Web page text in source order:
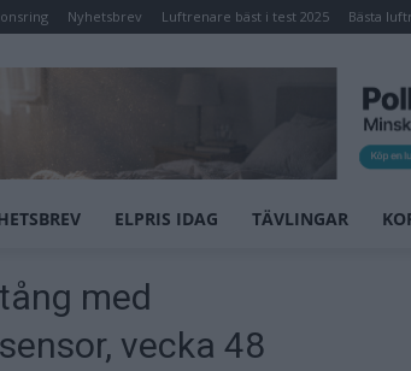
Nyhetsbrev Luftrenare bäst i test 2025 Bästa
ELPRIS IDAG TÄVLINGAR
med
vecka 48